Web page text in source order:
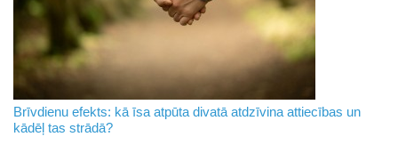
Brīvdienu efekts: kā īsa atpūta divatā atdzīvina attiecības un
kādēļ tas strādā?